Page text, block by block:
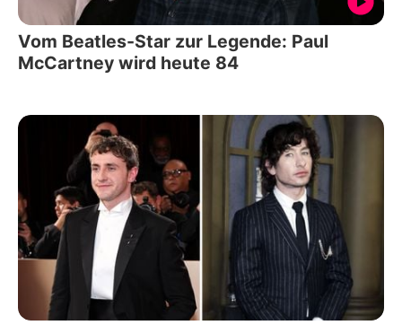
Vom Beatles-Star zur Legende: Paul
McCartney wird heute 84